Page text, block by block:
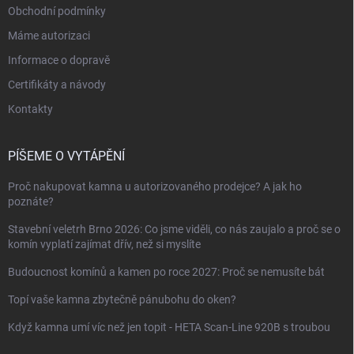
Obchodní podmínky
Máme autorizaci
Informace o dopravě
Certifikáty a návody
Kontakty
PÍŠEME O VYTÁPĚNÍ
Proč nakupovat kamna u autorizovaného prodejce? A jak ho
poznáte?
Stavební veletrh Brno 2026: Co jsme viděli, co nás zaujalo a proč se o
komín vyplatí zajímat dřív, než si myslíte
Budoucnost komínů a kamen po roce 2027: Proč se nemusíte bát
Topí vaše kamna zbytečně pánubohu do oken?
Když kamna umí víc než jen topit - HETA Scan-Line 920B s troubou